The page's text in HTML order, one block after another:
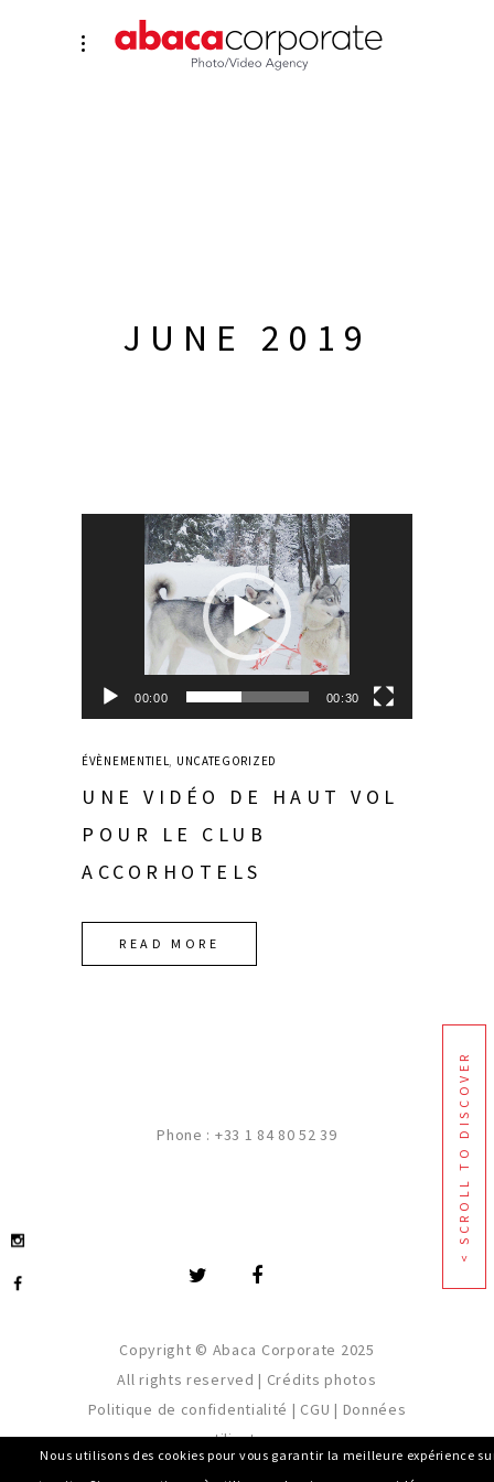
JUNE 2019
00:00 00:30
ÉVÈNEMENTIEL, UNCATEGORIZED
UNE VIDÉO DE HAUT VOL
POUR LE CLUB
ACCORHOTELS
READ MORE
< SCROLL TO DISCOVER
Phone : +33 1 84 80 52 39
Copyright © Abaca Corporate 2025
All rights reserved | Crédits photos
Politique de confidentialité | CGU | Données
utilisateurs
Nous utilisons des cookies pour vous garantir la meilleure expérience